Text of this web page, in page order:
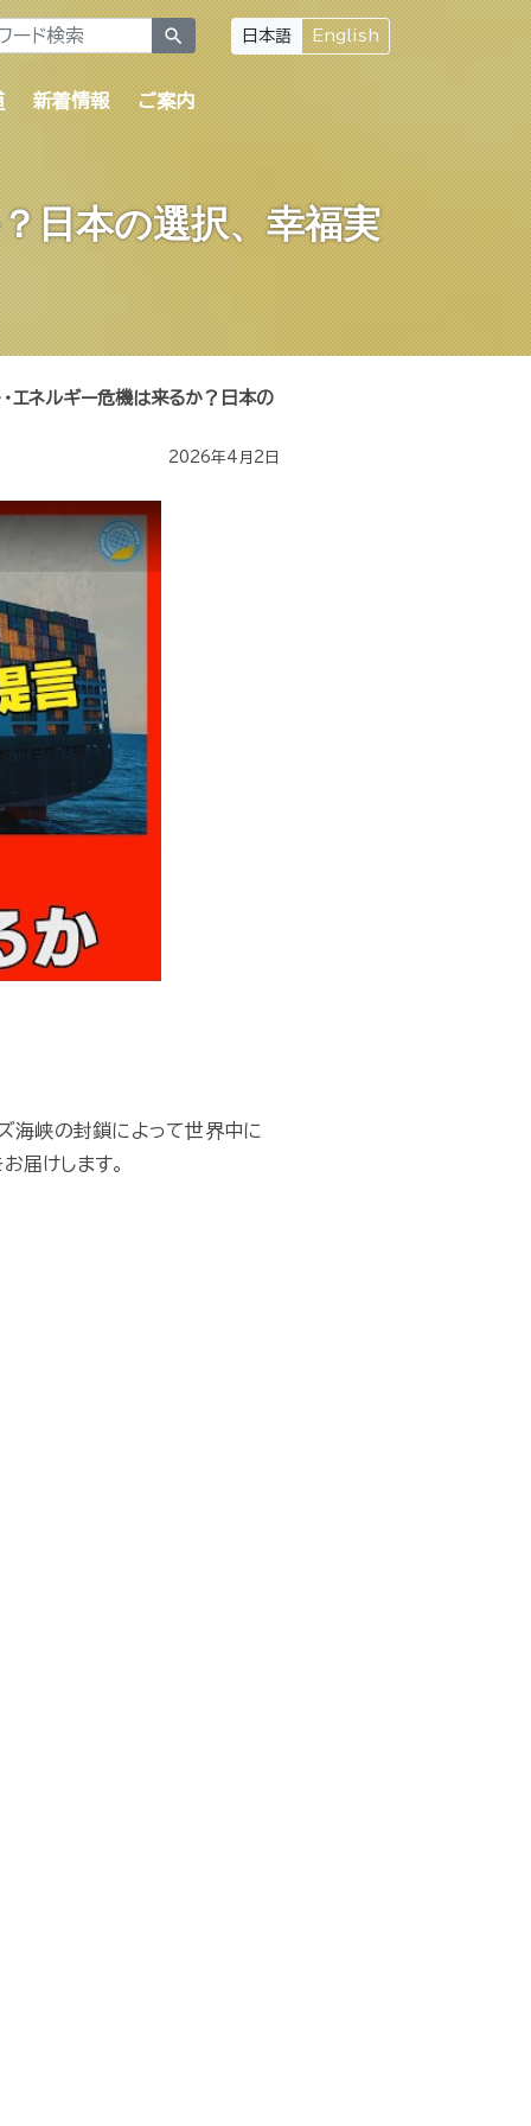
search 日本語 English
新着情報 ご案内
日本の選択、幸福実
･エネルギー危機は来るか？日本の
2026年4月2日
海峡の封鎖によって世界中に
届けします。